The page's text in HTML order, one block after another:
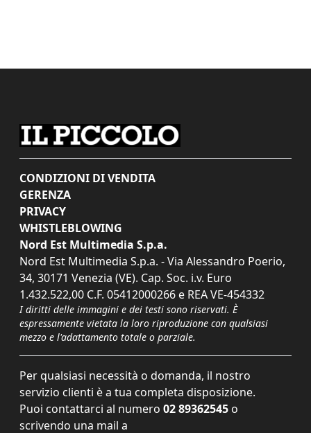
CONDIZIONI DI VENDITA
GERENZA
PRIVACY
WHISTLEBLOWING
Nord Est Multimedia S.p.a.
Nord Est Multimedia S.p.a. - Via Alessandro Poerio,
34, 30171 Venezia (VE). Cap. Soc. i.v. Euro
1.432.522,00 C.F. 05412000266 e REA VE-454332
I diritti delle immagini e dei testi sono riservati. È
espressamente vietata la loro riproduzione con qualsiasi
mezzo e l'adattamento totale o parziale.
Per qualsiasi necessità o domanda, il nostro
servizio clienti è a tua completa disposizione.
Puoi contattarci al numero 02 89362545 o
scrivendo una mail a